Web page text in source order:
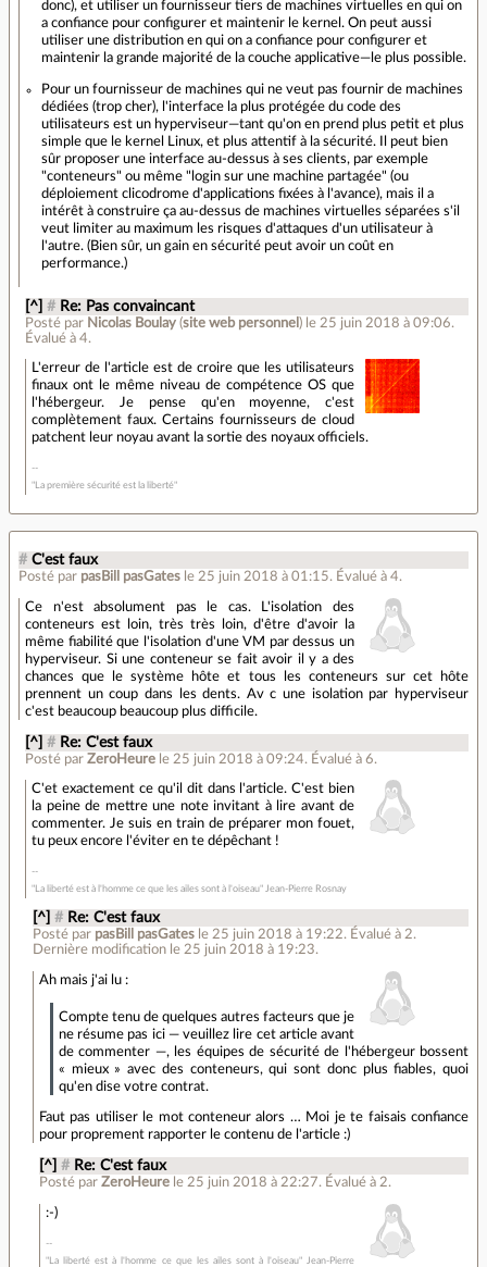
donc), et utiliser un fournisseur tiers de machines virtuelles en qui on
a confiance pour configurer et maintenir le kernel. On peut aussi
utiliser une distribution en qui on a confiance pour configurer et
maintenir la grande majorité de la couche applicative—le plus possible.
Pour un fournisseur de machines qui ne veut pas fournir de machines
dédiées (trop cher), l'interface la plus protégée du code des
utilisateurs est un hyperviseur—tant qu'on en prend plus petit et plus
simple que le kernel Linux, et plus attentif à la sécurité. Il peut bien
sûr proposer une interface au-dessus à ses clients, par exemple
"conteneurs" ou même "login sur une machine partagée" (ou
déploiement clicodrome d'applications fixées à l'avance), mais il a
intérêt à construire ça au-dessus de machines virtuelles séparées s'il
veut limiter au maximum les risques d'attaques d'un utilisateur à
l'autre. (Bien sûr, un gain en sécurité peut avoir un coût en
performance.)
[^] # Re: Pas convaincant
Posté par Nicolas Boulay (site web personnel ) le 25 juin 2018 à 09:06.
Évalué à4.
L'erreur de l'article est de croire que les utilisateurs
finaux ont le même niveau de compétence OS que
l'hébergeur. Je pense qu'en moyenne, c'est
complètement faux. Certains fournisseurs de cloud
patchent leur noyau avant la sortie des noyaux officiels.
"La première sécurité est la liberté"
# C'est faux
Posté par pasBill pasGates le 25 juin 2018 à 01:15. Évalué à 4.
Ce n'est absolument pas le cas. L'isolation des
conteneurs est loin, très très loin, d'être d'avoir la
même fiabilité que l'isolation d'une VM par dessus un
hyperviseur. Si une conteneur se fait avoir il y a des
chances que le système hôte et tous les conteneurs sur cet hôte
prennent un coup dans les dents. Av c une isolation par hyperviseur
c'est beaucoup beaucoup plus difficile.
[^] # Re: C'est faux
Posté parZeroHeure le 25 juin 2018 à 09:24. Évalué à6.
C'et exactement ce qu'il dit dans l'article. C'est bien
la peine de mettre une note invitant à lire avant de
commenter. Je suis en train de préparer mon fouet,
tu peux encore l'éviter en te dépêchant !
"La liberté est à l'homme ce que les ailes sont à l'oiseau" Jean-Pierre Rosnay
[^] # Re: C'est faux
Posté par pasBill pasGates le 25 juin 2018 à 19:22. Évalué à 2.
Dernière modification le 25 juin 2018 à 19:23.
Ah mais j'ai lu :
Compte tenu de quelques autres facteurs que je
ne résume pas ici — veuillez lire cet article avant
de commenter —, les équipes de sécurité de l'hébergeur bossent
« mieux » avec des conteneurs, qui sont donc plus fiables, quoi
qu'en dise votre contrat.
Faut pas utiliser le mot conteneur alors … Moi je te faisais confiance
pour proprement rapporter le contenu de l'article :)
[^] # Re: C'est faux
Posté parZeroHeure le 25 juin 2018 à 22:27. Évalué à 2.
:-)
"La liberté est à l'homme ce que les ailes sont à l'oiseau" Jean-Pierre